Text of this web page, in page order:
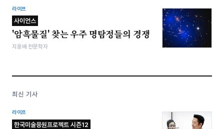
라이프
사이언스
'암흑물질' 찾는 우주 명탐정들의 경쟁
지웅배 천문학자
최신 기사
라이프
한국미술응원프로젝트 시즌12